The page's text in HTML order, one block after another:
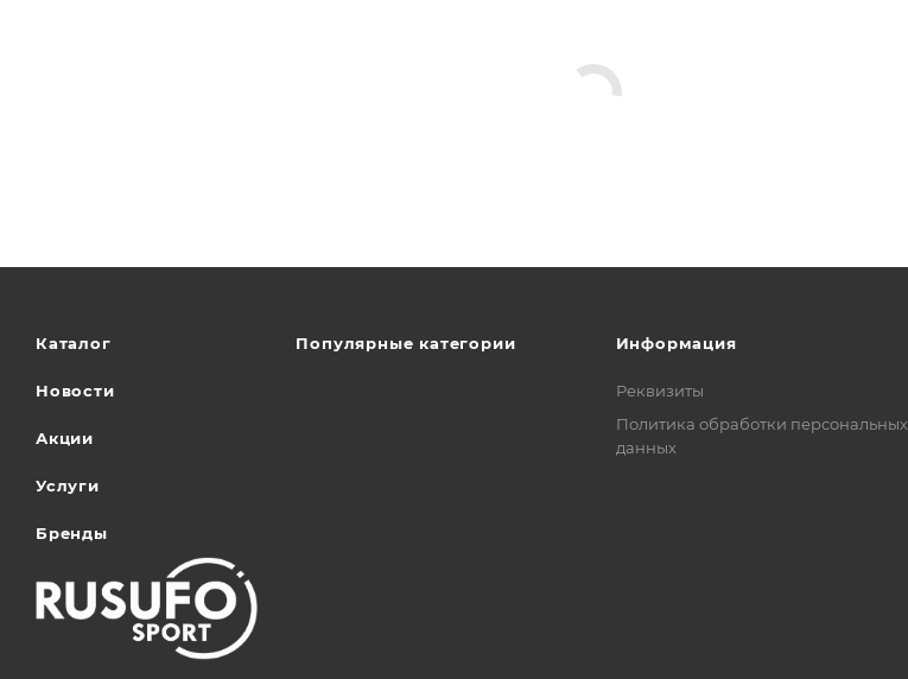
Каталог
Новости
Акции
Услуги
Бренды
Популярные категории Информация
Реквизиты
Политика обработки персональных
данных